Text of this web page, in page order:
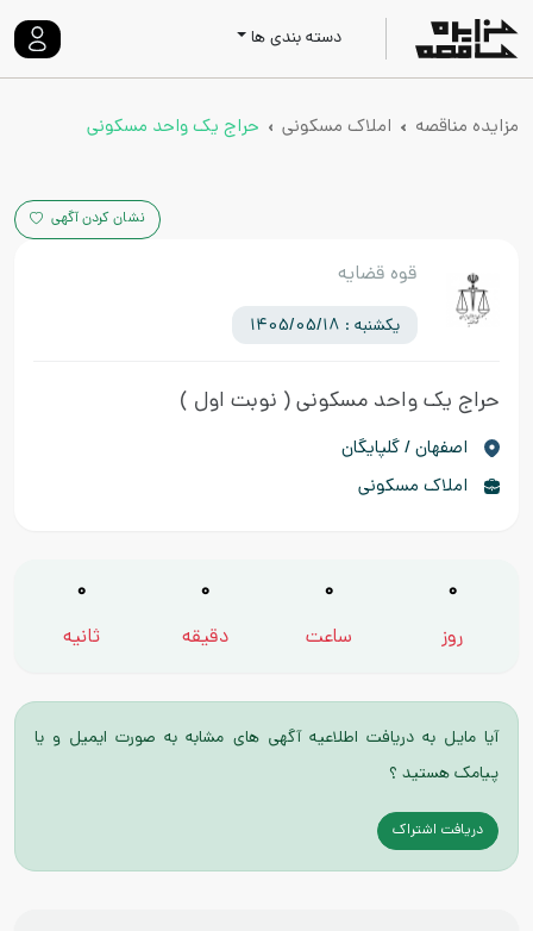
دسته بندی ها
مزایده مناقصه املاک مسکونی حراج یک واحد مسکونی
نشان کردن آگهی
قوه قضایه
یکشنبه : 1405/05/18
حراج یک واحد مسکونی( نوبت اول )
اصفهان / گلپایگان
املاک مسکونی
0
روز
0
ساعت
0
دقیقه
0
ثانیه
آیا مایل به دریافت اطلاعیه آگهی های مشابه به صورت ایمیل و یا
پیامک هستید ؟
دریافت اشتراک